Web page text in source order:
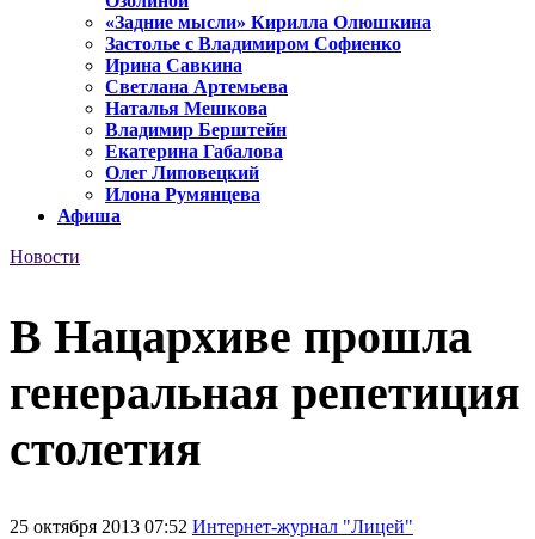
«Задние мысли» Кирилла Олюшкина
Застолье с Владимиром Софиенко
Ирина Савкина
Светлана Артемьева
Наталья Мешкова
Владимир Берштейн
Екатерина Габалова
Олег Липовецкий
Илона Румянцева
Афиша
Новости
В Нацархиве прошла
генеральная репетиция
столетия
25 октября 2013 07:52 Интернет-журнал "Лицей"